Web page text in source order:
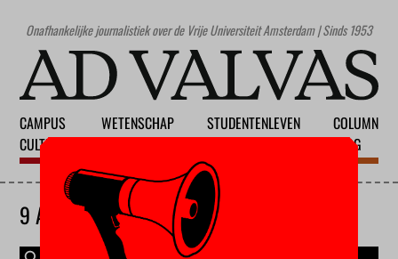
Onafhankelijke journalistiek over de Vrije Universiteit Amsterdam | Sinds 1953
CAMPUS
CULTUUR
WETENSCHAP
STUDENTENLEVEN
COLUMN
BLOG
9 AUGUSTUS 2026